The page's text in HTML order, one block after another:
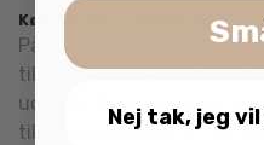
Køb Din Kats Julekalender
På PetsPerfect har vi et
til katte, alle fyldt med
udvalgt til at glæde dit
tilbyde produkter af høj
Nej tak, jeg